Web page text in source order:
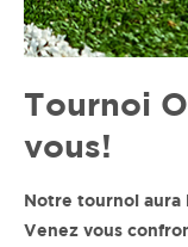
Tournoi
vous!
Notre tournoi aura
Venez vous